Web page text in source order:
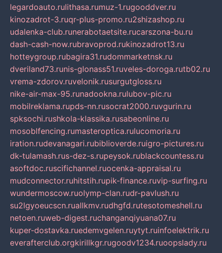
legardoauto.rulithasa.rumuz-1.rugooddver.ru
kinozadrot-3.ruqr-plus-promo.ru2shizashop.ru
udalenka-club.runerabotaetsite.rucarszona-bu.ru
dash-cash-now.rubravoprod.rukinozadrot13.ru
hotteygroup.rubagira31.rudommarketnsk.ru
dveriland73.runis-glonass51.ruveles-doroga.rutb02.ru
vrema-zdorov.ruvelonik.rusurgutgloss.ru
nike-air-max-95.runadookna.rulubov-pic.ru
mobilreklama.rupds-nn.rusocrat2000.ruvgurin.ru
spksochi.rushkola-klassika.rusabeonline.ru
mosoblfencing.rumasteroptica.rulucomoria.ru
iration.rudevanagari.rubiblioverde.ruigro-pictures.ru
dk-tulamash.rus-dez-s.rupeysok.rublackcountess.ru
asoftdoc.ruscifichannel.ruocenka-appraisal.ru
mudconnector.ruhitstih.rupik-finance.ruvip-surfing.ru
wundermoscow.ruolymp-clan.rudr-pavlush.ru
su2lgyoeucscn.ruallkmv.rudhgfd.rutesotomeshell.ru
netoen.ruweb-digest.ruchanganqiyuana07.ru
kuper-dostavka.ruedemvgelen.ruytyt.ruinfoelektrik.ru
everafterclub.orgkirillkgr.rugoodv1234.ruoopslady.ru